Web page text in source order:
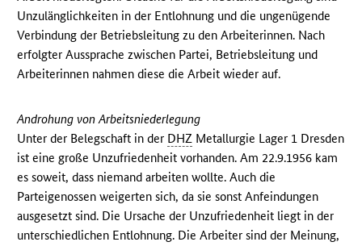
Unzulänglichkeiten in der Entlohnung und die ungenügende
Verbindung der Betriebsleitung zu den Arbeiterinnen. Nach
erfolgter Aussprache zwischen Partei, Betriebsleitung und
Arbeiterinnen nahmen diese die Arbeit wieder auf.
Androhung von Arbeitsniederlegung
Unter der Belegschaft in der DHZ Metallurgie Lager 1 Dresden
ist eine große Unzufriedenheit vorhanden. Am 22.9.1956 kam
es soweit, dass niemand arbeiten wollte. Auch die
Parteigenossen weigerten sich, da sie sonst Anfeindungen
ausgesetzt sind. Die Ursache der Unzufriedenheit liegt in der
unterschiedlichen Entlohnung. Die Arbeiter sind der Meinung,